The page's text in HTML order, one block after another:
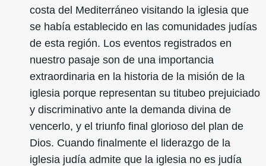
costa del Mediterráneo visitando la iglesia que
se había establecido en las comunidades judías
de esta región. Los eventos registrados en
nuestro pasaje son de una importancia
extraordinaria en la historia de la misión de la
iglesia porque representan su titubeo prejuiciado
y discriminativo ante la demanda divina de
vencerlo, y el triunfo final glorioso del plan de
Dios. Cuando finalmente el liderazgo de la
iglesia judía admite que la iglesia no es judía